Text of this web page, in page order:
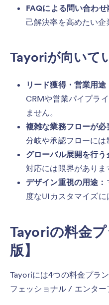
FAQによる問い合わ
己解決率を高めたい企
Tayoriが向いて
リード獲得・営業用途
CRMや営業パイプラ
ません。
複雑な業務フローが必
分岐や承認フローには
グローバル展開を行う
対応には限界がありま
デザイン重視の用途：
度なUIカスタマイズに
Tayoriの料金
版】
Tayoriには4つの料金プラ
フェッショナル / エンター